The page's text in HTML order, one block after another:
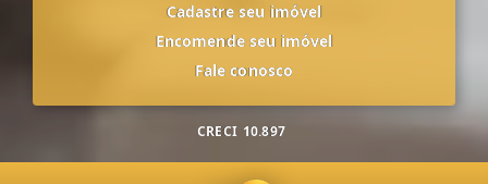
Cadastre seu imóvel
Encomende seu imóvel
Fale conosco
CRECI 10.897